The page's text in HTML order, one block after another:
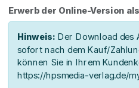
Erwerb der Online-Version
Hinweis: Der Download des
sofort nach dem Kauf/
können Sie in Ihrem
https://hpsmedia-verlag.de/